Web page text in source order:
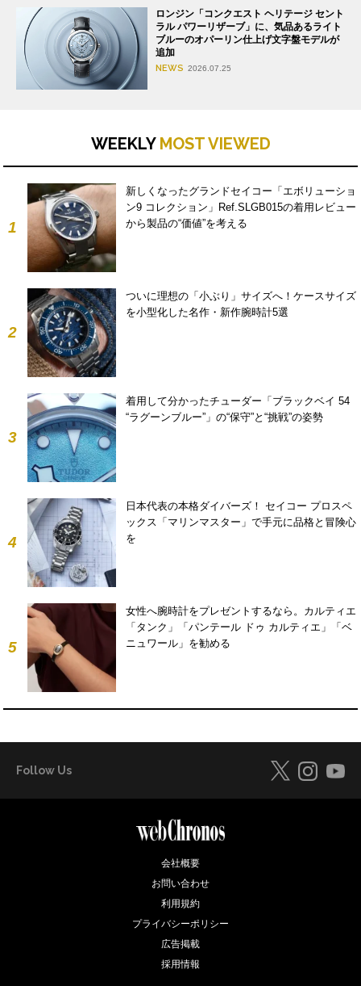
ロンジン「コンクエスト ヘリテージ セント
ラル パワーリザーブ」に、気品あるライト
ブルーのオパーリン仕上げ文字盤モデルが
追加
NEWS 2026.07.25
WEEKLY MOST VIEWED
1
新しくなったグランドセイコー「エボリューショ
ン9 コレクション」Ref.SLGB015の着用レビュー
から製品の“価値”を考える
2
ついに理想の「小ぶり」サイズへ！ケースサイズ
を小型化した名作・新作腕時計5選
3
着用して分かったチューダー「ブラックベイ 54
“ラグーンブルー”」の“保守”と“挑戦”の姿勢
4
日本代表の本格ダイバーズ！ セイコー プロスペ
ックス「マリンマスター」で手元に品格と冒険心
を
5
女性へ腕時計をプレゼントするなら。カルティエ
「タンク」「パンテール ドゥ カルティエ」「ベ
ニュワール」を勧める
Follow Us
会社概要
お問い合わせ
利用規約
プライバシーポリシー
広告掲載
採用情報